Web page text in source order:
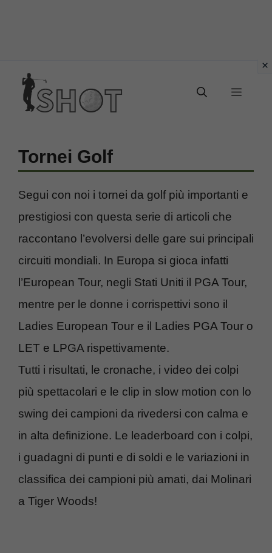
contenuto
Menu
Tornei Golf
Segui con noi i tornei da golf più importanti e
prestigiosi con questa serie di articoli che
raccontano l’evolversi delle gare sui principali
circuiti mondiali. In Europa si gioca infatti
l’European Tour, negli Stati Uniti il PGA Tour,
mentre per le donne i corrispettivi sono il
Ladies European Tour e il Ladies PGA Tour o
LET e LPGA rispettivamente.
Tutti i risultati, le cronache, i video dei colpi
più spettacolari e le clip in slow motion con lo
swing dei campioni da rivedersi con calma e
in alta definizione. Le leaderboard con i colpi,
i guadagni di punti e di soldi e le variazioni in
classifica dei campioni più amati, dai Molinari
a Tiger Woods!